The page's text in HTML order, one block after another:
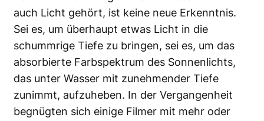
auch Licht gehört, ist keine neue Erkenntnis.
Sei es, um überhaupt etwas Licht in die
schummrige Tiefe zu bringen, sei es, um das
absorbierte Farbspektrum des Sonnenlichts,
das unter Wasser mit zunehmender Tiefe
zunimmt, aufzuheben. In der Vergangenheit
begnügten sich einige Filmer mit mehr oder